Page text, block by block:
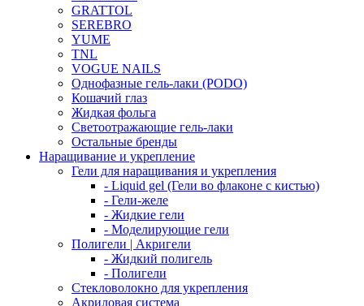
GRATTOL
SEREBRO
YUME
TNL
VOGUE NAILS
Однофазные гель-лаки (PODO)
Кошачий глаз
Жидкая фольга
Светоотражающие гель-лаки
Остальные бренды
Наращивание и укрепление
Гели для наращивания и укрепления
- Liquid gel (Гели во флаконе с кистью)
- Гели-желе
- Жидкие гели
- Моделирующие гели
Полигели | Акригели
- Жидкий полигель
- Полигели
Стекловолокно для укрепления
Акриловая система